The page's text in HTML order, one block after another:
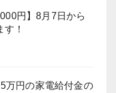
円】8月7日から
！
万円の家電給付金の